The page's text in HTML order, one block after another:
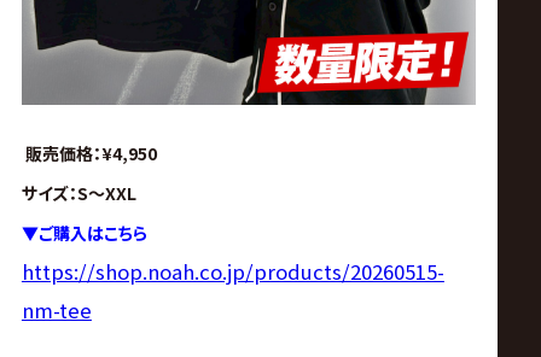
販売価格：¥4,950
サイズ：S〜XXL
▼ご購入はこちら
https://shop.noah.co.jp/products/20260515-
nm-tee